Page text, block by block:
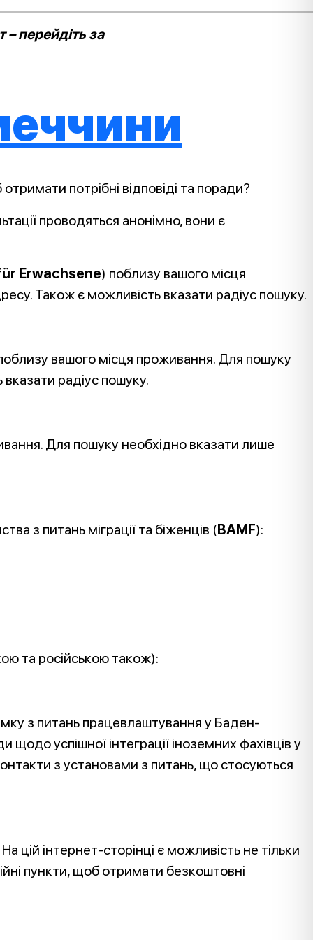
перейдіть за
потрібні відповіді та поради?
проводяться анонімно, вони є
Erwachsene) поблизу вашого місця
Також є можливість вказати радіус пошуку.
вашого місця проживання. Для пошуку
радіус пошуку.
Для пошуку необхідно вказати лише
з питань міграції та біженців (BAMF):
та російською також):
з питань працевлаштування у Баден-
успішної інтеграції іноземних фахівців у
з установами з питань, що стосуються
На цій інтернет-сторінці є можливість не тільки
пункти, щоб отримати безкоштовні